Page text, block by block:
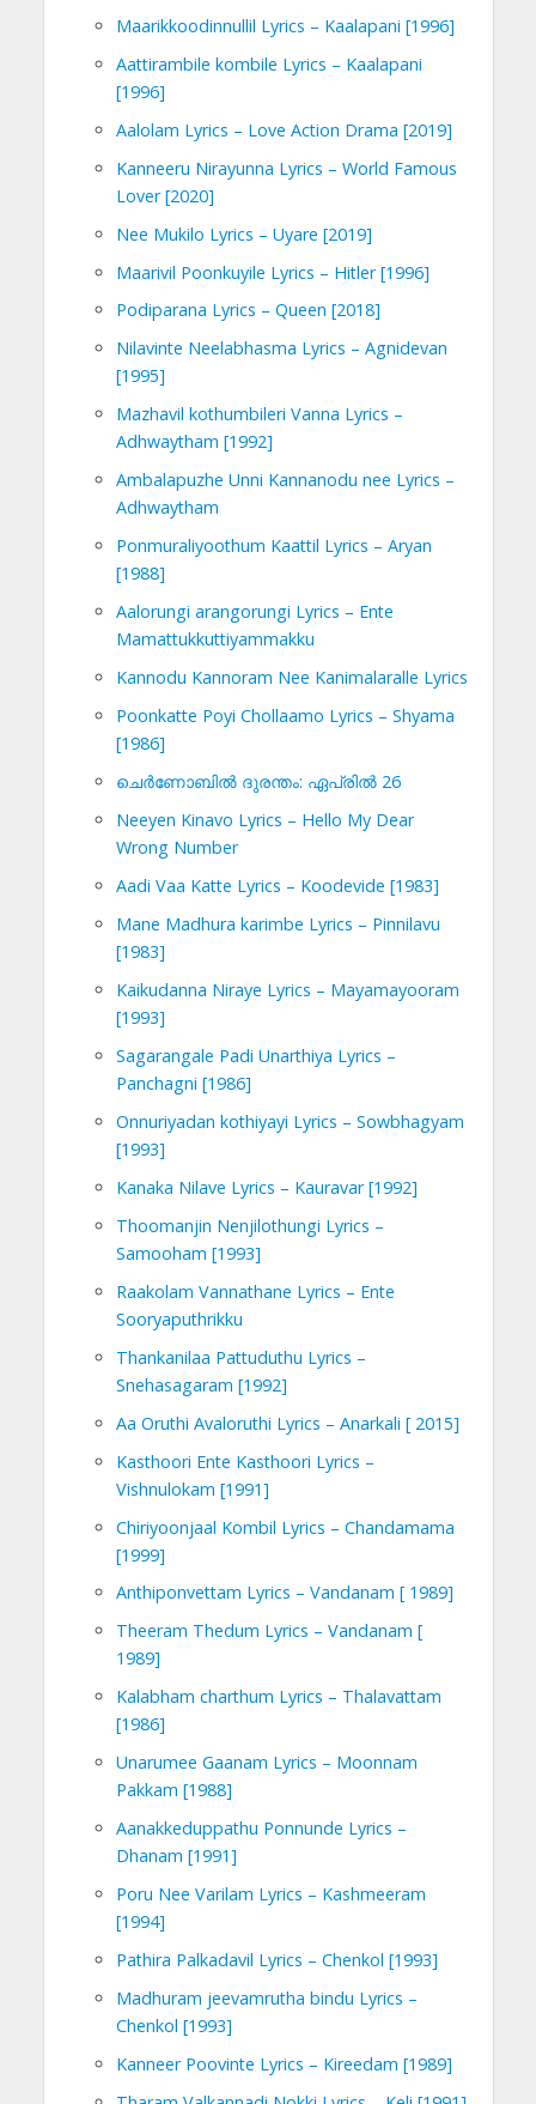
Maarikkoodinnullil Lyrics – Kaalapani [1996]
Aattirambile kombile Lyrics – Kaalapani
[1996]
Aalolam Lyrics – Love Action Drama [2019]
Kanneeru Nirayunna Lyrics – World Famous
Lover [2020]
Nee Mukilo Lyrics – Uyare [2019]
Maarivil Poonkuyile Lyrics – Hitler [1996]
Podiparana Lyrics – Queen [2018]
Nilavinte Neelabhasma Lyrics – Agnidevan
[1995]
Mazhavil kothumbileri Vanna Lyrics –
Adhwaytham [1992]
Ambalapuzhe Unni Kannanodu nee Lyrics –
Adhwaytham
Ponmuraliyoothum Kaattil Lyrics – Aryan
[1988]
Aalorungi arangorungi Lyrics – Ente
Mamattukkuttiyammakku
Kannodu Kannoram Nee Kanimalaralle Lyrics
Poonkatte Poyi Chollaamo Lyrics – Shyama
[1986]
ചെര്‍ണോബില്‍ ദുരന്തം: ഏപ്രില്‍ 26
Neeyen Kinavo Lyrics – Hello My Dear
Wrong Number
Aadi Vaa Katte Lyrics – Koodevide [1983]
Mane Madhura karimbe Lyrics – Pinnilavu
[1983]
Kaikudanna Niraye Lyrics – Mayamayooram
[1993]
Sagarangale Padi Unarthiya Lyrics –
Panchagni [1986]
Onnuriyadan kothiyayi Lyrics – Sowbhagyam
[1993]
Kanaka Nilave Lyrics – Kauravar [1992]
Thoomanjin Nenjilothungi Lyrics –
Samooham [1993]
Raakolam Vannathane Lyrics – Ente
Sooryaputhrikku
Thankanilaa Pattuduthu Lyrics –
Snehasagaram [1992]
Aa Oruthi Avaloruthi Lyrics – Anarkali [ 2015]
Kasthoori Ente Kasthoori Lyrics –
Vishnulokam [1991]
Chiriyoonjaal Kombil Lyrics – Chandamama
[1999]
Anthiponvettam Lyrics – Vandanam [ 1989]
Theeram Thedum Lyrics – Vandanam [
1989]
Kalabham charthum Lyrics – Thalavattam
[1986]
Unarumee Gaanam Lyrics – Moonnam
Pakkam [1988]
Aanakkeduppathu Ponnunde Lyrics –
Dhanam [1991]
Poru Nee Varilam Lyrics – Kashmeeram
[1994]
Pathira Palkadavil Lyrics – Chenkol [1993]
Madhuram jeevamrutha bindu Lyrics –
Chenkol [1993]
Kanneer Poovinte Lyrics – Kireedam [1989]